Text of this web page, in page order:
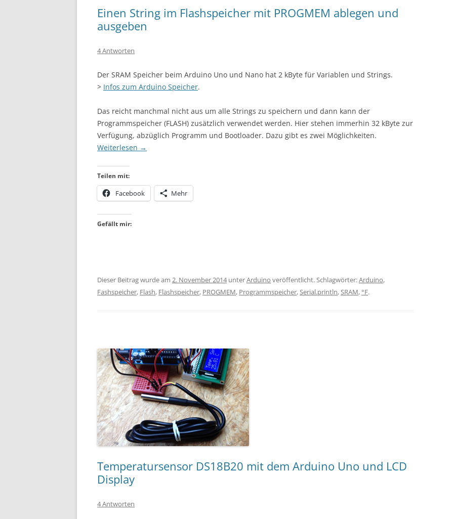
Einen String im Flashspeicher mit PROGMEM ablegen und
ausgeben
4 Antworten
Der SRAM Speicher beim Arduino Uno und Nano hat 2 kByte für Variablen und Strings.
> Infos zum Arduino Speicher.
Das reicht manchmal nicht aus um alle Strings zu speichern und dann kann der
Programmspeicher (FLASH) zusätzlich verwendet werden. Hier stehen immerhin 32 kByte zur
Verfügung, abzüglich Programm und Bootloader. Dazu gibt es zwei Möglichkeiten.
Weiterlesen →
Teilen mit:
Facebook Mehr
Gefällt mir:
Dieser Beitrag wurde am 2. November 2014unterArduino veröffentlicht. Schlagwörter:Arduino,
Fashspeicher, Flash, Flashspeicher, PROGMEM, Programmspeicher,Serial.println,SRAM, °F.
Temperatursensor DS18B20 mit dem Arduino Uno und LCD
Display
4 Antworten